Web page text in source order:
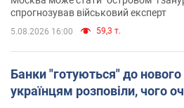
спрогнозував військовий експерт
5.08.2026 16:00 59,3 т.
Банки "готуються" до
українцям розповіли, чого